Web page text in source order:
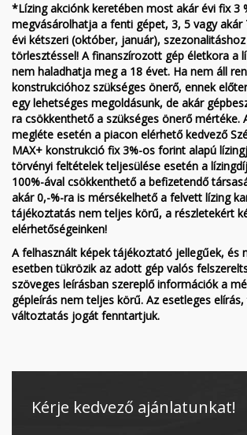
*Lízing akciónk keretében most akár évi fix 3
megvásárolhatja a fenti gépet, 3, 5 vagy akár
évi kétszeri (október, január),
törlesztéssel! A finanszírozott gép életkora a
nem haladhatja meg a 18 évet. Ha nem áll
konstrukcióhoz szükséges önerő, ennek
egy lehetséges megoldásunk, de akár
ra csökkenthető a szükséges önerő mértéke.
megléte esetén a piacon elérhető kedvező
MAX+ konstrukció fix 3%-os forint alapú
törvényi feltételek teljesülése esetén a
100%-ával csökkenthető a befizetendő
akár 0,-%-ra is mérsékelhető a felvett lízing
tájékoztatás nem teljes körű, a részletekért
elérhetőségeinken!
A felhasznált képek tájékoztató jellegűek, és
esetben tükrözik az adott gép valós
szöveges leírásban szereplő információk a
gépleírás nem teljes körű. Az esetleges
változtatás jogát fenntartjuk.
Kérje kedvező ajánlatunkat!